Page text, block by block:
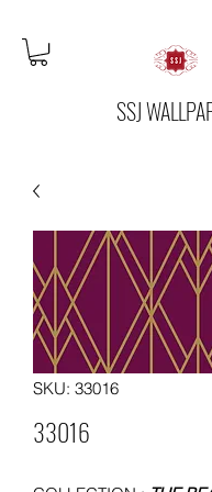
SSJ
SKU: 33016
33016